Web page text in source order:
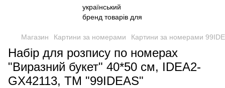
Магазин Картини за номерами Картини за номерами
Набір для розпису по номерах
"Виразний букет" 40*50 см, IDEA2-
GX42113, ТМ "99IDEAS"